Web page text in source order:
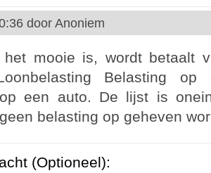
door Anoniem
mooie is, wordt betaalt
Belasting op
een auto. De lijst is
belasting op geheven
(Optioneel):